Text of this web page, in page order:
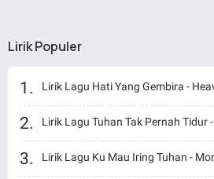
Lirik Populer
Lirik Lagu Hati Yang Gembira -
Lirik Lagu Tuhan Tak Pernah Tidur
Lirik Lagu Ku Mau Iring Tuhan -